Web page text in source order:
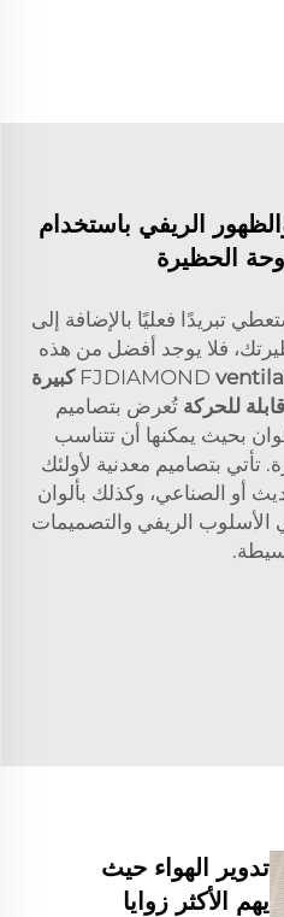
الريفي باستخدام
الحظيرة
تبريدًا فعليًا بالإضافة إلى
فلا يوجد أفضل من هذه
ventilators كبيرة
للحركةتُعرض بتصاميم
بحيث يمكنها أن تتناسب
بتصاميم معدنية لأولئك
أو الصناعي، وكذلك بألوان
الأسلوب الريفي والتصميمات
تدوير الهواء حيث
يهم الأكثر زوايا